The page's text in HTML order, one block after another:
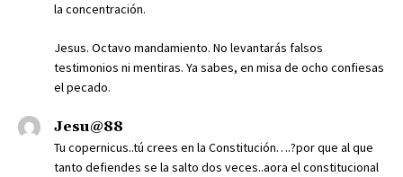
la concentración.
Jesus. Octavo mandamiento. No levantarás falsos
testimonios ni mentiras. Ya sabes, en misa de ocho confiesas
el pecado.
Jesu@88
Tu copernicus..tú crees en la Constitución….?por que al que
tanto defiendes se la salto dos veces..aora el constitucional